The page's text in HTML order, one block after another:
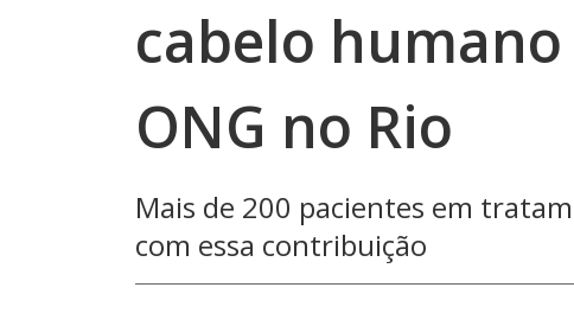
cabelo
ONG no Rio
Mais de 200 pacientes em
com essa contribuição